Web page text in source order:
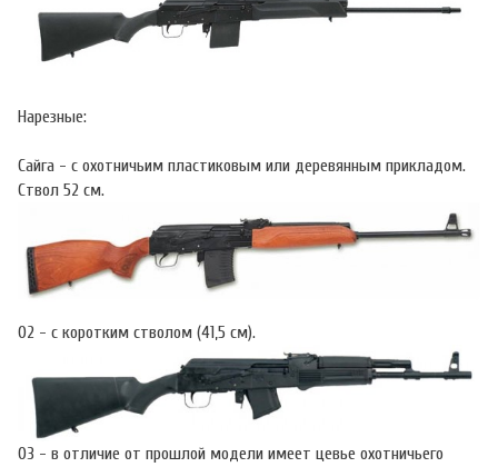
Нарезные:
Сайга - с охотничьим пластиковым или деревянным прикладом.
Ствол 52 см.
02 - с коротким стволом (41,5 см).
03 - в отличие от прошлой модели имеет цевье охотничьего